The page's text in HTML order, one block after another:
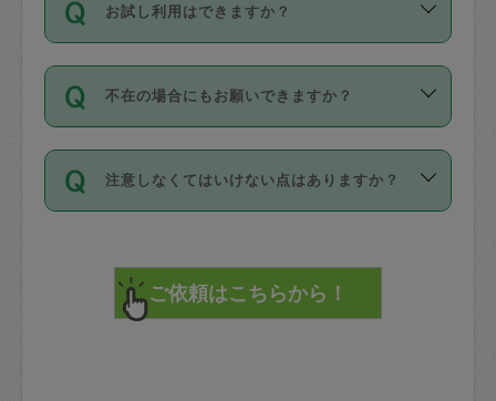
ールに記載していますので、各自の得意
を依頼してください。
※テストセンターの講評は１件目のレビュ
参考
【詳細】タスカジさんの登録に際
す。
写真を撮り、
詳細FAQ：
損害賠償保険について教えて
タスカジさんへ「募集」をかけることが
可能です。
す。
1. 直前キャンセル（定期、スポット契約
共通）
72時間を超える※と、以下のキャンセル
料が発生します。
直前キャンセル料：
72時間前〜24時間前＝依頼料金の50%
お試し利用はできますか？
「お試し利用」というメニューはありま
せんが、「一回のみ」依頼を活用するこ
とによって、気に入ったタスカジさんを
まず、条件の合う気になるタスカジさ
みてください。
その後、一番気に入ったタスカジさんに
不在の場合にもお願いできますか？
不在の場合の作業はタスカジさんの同意
が必要です。数回の依頼ののち、タスカ
ジさんと依頼者の間で十分な信頼関係が
てください。
不在時に部屋に入るためにタスカジさん
注意しなくてはいけない点はありますか？
で、必ず鍵のかかるロッカーや金庫に入
れて依頼者の責任の元管理するよう心掛
けてください。